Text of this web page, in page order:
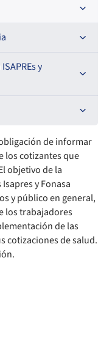
que afecten a
Públicas
de autoridades
N° 20.285
y
de informar
los cotizantes que
objetivo de la
y Fonasa
y público en general,
los trabajadores
de las
cotizaciones de salud.